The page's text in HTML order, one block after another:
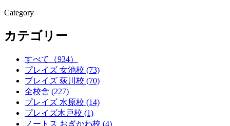
Category
カテゴリー
すべて
（934）
プレイズ 女池校 (73)
プレイズ 荻川校 (70)
全校舎 (227)
プレイズ 水原校 (14)
プレイズ木戸校 (1)
ノートス おぎかわ校 (4)